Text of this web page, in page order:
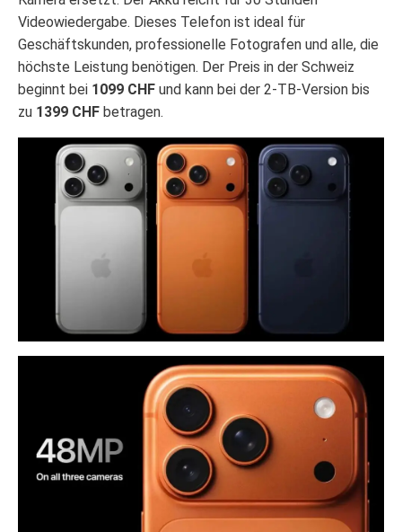
Videowiedergabe. Dieses Telefon ist ideal für
Geschäftskunden, professionelle Fotografen und alle, die
höchste Leistung benötigen. Der Preis in der Schweiz
beginnt bei 1099 CHF und kann bei der 2-TB-Version bis
zu 1399 CHF betragen.